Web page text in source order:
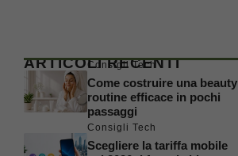
ARTICOLI RECENTI
Consigli Tech
Come costruire una beauty
routine efficace in pochi
passaggi
Consigli Tech
Scegliere la tariffa mobile